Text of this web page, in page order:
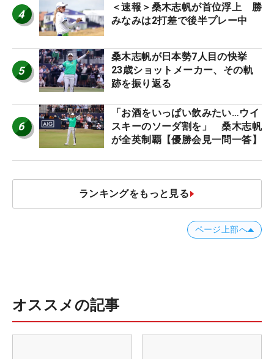
4
＜速報＞桑木志帆が首位浮上 勝
みなみは2打差で後半プレー中
5
桑木志帆が日本勢7人目の快挙
23歳ショットメーカー、その軌
跡を振り返る
6
「お酒をいっぱい飲みたい…ウイ
スキーのソーダ割を」 桑木志帆
が全英制覇【優勝会見一問一答】
ランキングをもっと見る
ページ上部へ
オススメの記事